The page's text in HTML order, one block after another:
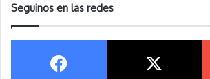
Seguinos en las redes